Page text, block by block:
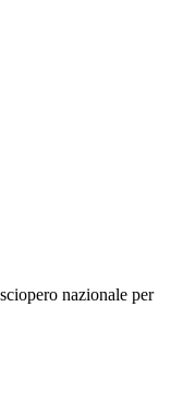
nazionale per